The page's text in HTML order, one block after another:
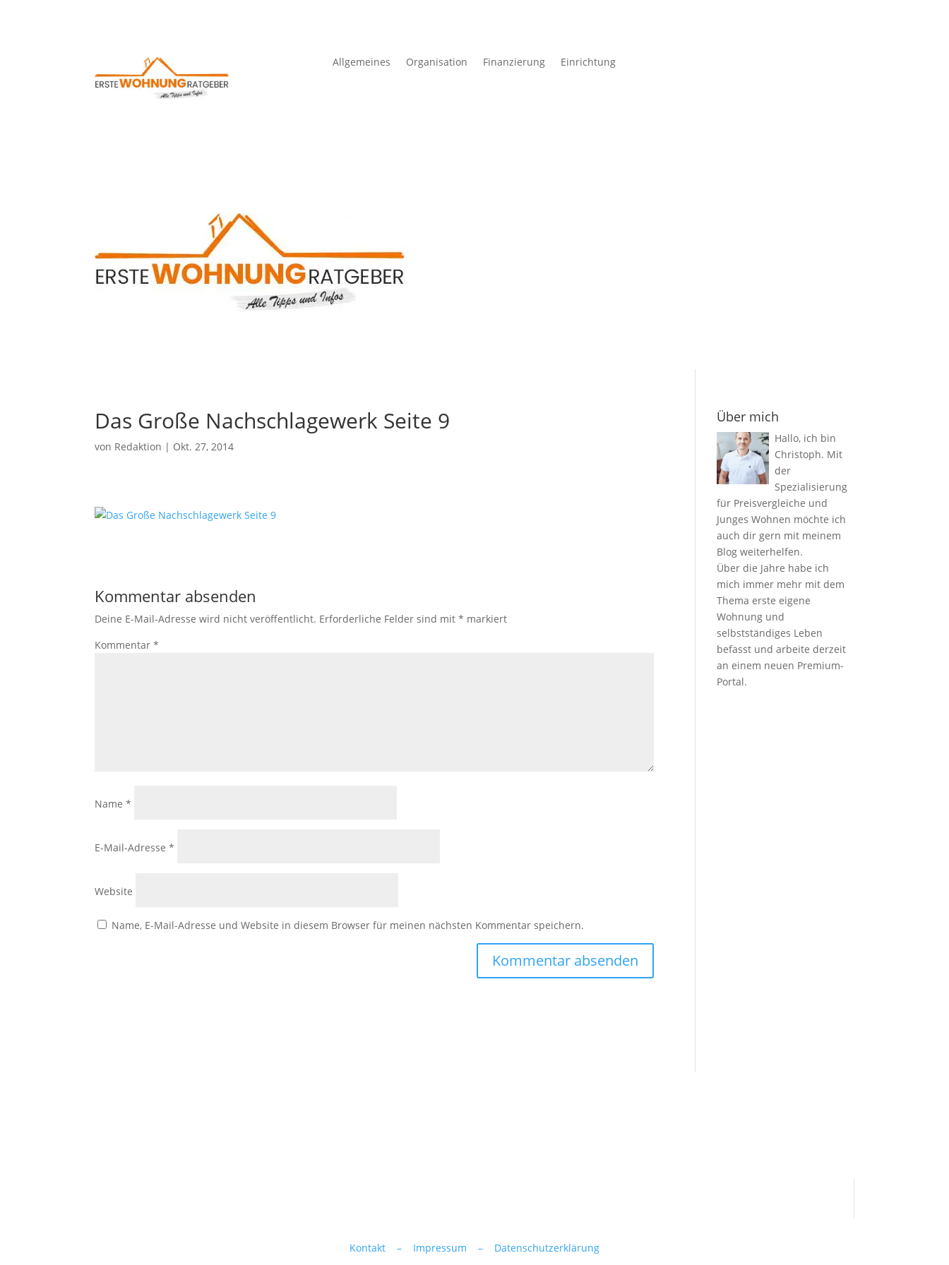
Allgemeines Organisation Finanzierung Einrichtung
Das Große Nachschlagewerk Seite 9
von Redaktion | Okt. 27, 2014
Kommentar absenden
Deine E-Mail-Adresse wird nicht veröffentlicht. Erforderliche Felder sind mit* markiert
Kommentar*
Name*
E-Mail-Adresse*
Website
Name, E-Mail-Adresse und Website in diesem Browser für meinen nächsten Kommentar speichern.
Über mich
Hallo, ich bin
Christoph. Mit
der
Spezialisierung
für Preisvergleiche und
Junges Wohnen möchte ich
auch dir gern mit meinem
Blog weiterhelfen.
Über die Jahre habe ich
mich immer mehr mit dem
Thema erste eigene
Wohnung und
selbstständiges Leben
befasst und arbeite derzeit
an einem neuen Premium-
Portal.
Kontakt – Impressum – Datenschutzerklärung